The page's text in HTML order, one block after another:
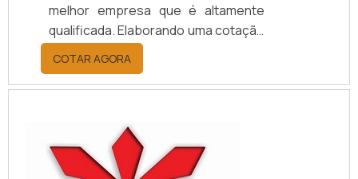
melhor empresa que é altamente
qualificada. Elaborando uma cotação
por meio da plataforma e
descobrindo a melhor referência do
mercado.MAIS INFORMAÇÕES
HIDRÁULICO PARA ALTA
TEMPERATURASe alguém pesquisar
papelão hidráulico para alta
COTAR AGORA